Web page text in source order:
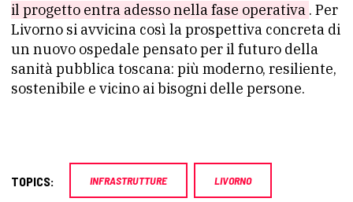
il progetto entra adesso nella fase operativa . Per
Livorno si avvicina così la prospettiva concreta di
un nuovo ospedale pensato per il futuro della
sanità pubblica toscana: più moderno, resiliente,
sostenibile e vicino ai bisogni delle persone.
TOPICS: INFRASTRUTTURE LIVORNO